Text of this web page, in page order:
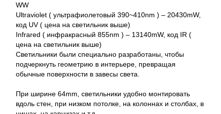
WW
Ultraviolet ( ультрафиолетовый 390~410nm ) – 20430mW,
код UV ( цена на светильник выше)
Infrared ( инфракрасный 855nm ) – 13140mW, код IR (
цена на светильник выше)
Светильники были специально разработаны, чтобы
подчеркнуть геометрию в интерьере, превращая
обычные поверхности в завесы света.
При ширине 64mm, светильники удобно монтировать
вдоль стен, при низком потолке, на колоннах и столбах, в